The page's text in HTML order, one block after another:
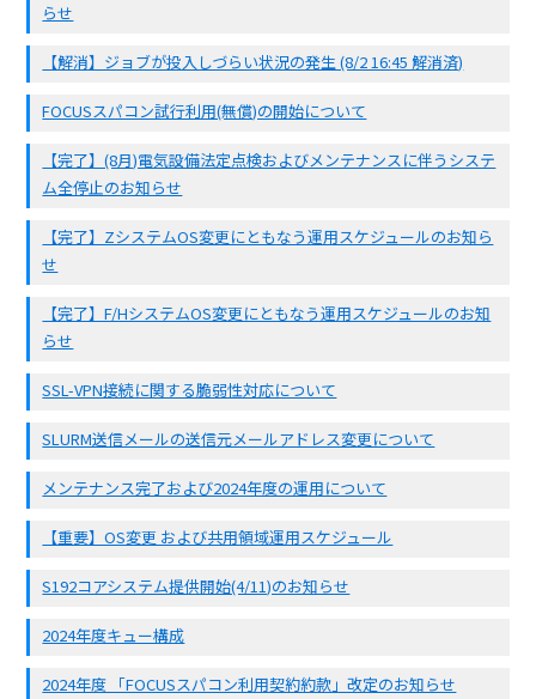
らせ
【解消】ジョブが投入しづらい状況の発生 (8/2 16:45 解消済)
FOCUSスパコン試行利用(無償)の開始について
【完了】(8月)電気設備法定点検およびメンテナンスに伴うシステ
ム全停止のお知らせ
【完了】ZシステムOS変更にともなう運用スケジュールのお知ら
せ
【完了】F/HシステムOS変更にともなう運用スケジュールのお知
らせ
SSL-VPN接続に関する脆弱性対応について
SLURM送信メールの送信元メールアドレス変更について
メンテナンス完了および2024年度の運用について
【重要】OS変更 および共用領域運用スケジュール
S192コアシステム提供開始(4/11)のお知らせ
2024年度キュー構成
2024年度 「FOCUSスパコン利用契約約款」改定のお知らせ